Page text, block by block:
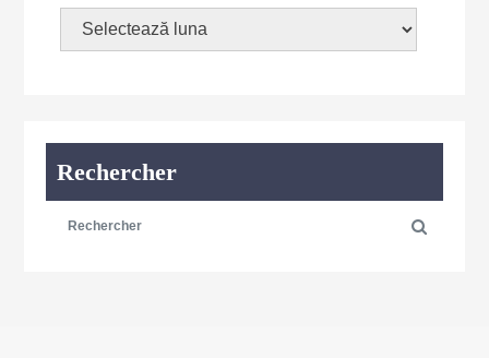
Rechercher